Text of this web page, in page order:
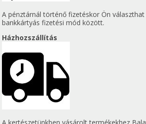
A pénztárnál történő fizetéskor Ön választhat
bankkártyás fizetési mód között.
Házhozszállítás